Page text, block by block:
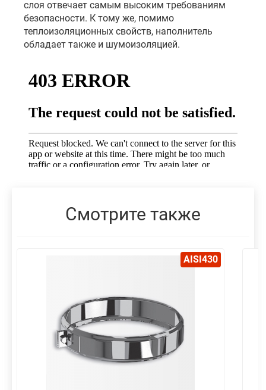
слоя отвечает самым высоким требованиям
безопасности. К тому же, помимо
теплоизоляционных свойств, наполнитель
обладает также и шумоизоляцией.
Смотрите также
AISI430